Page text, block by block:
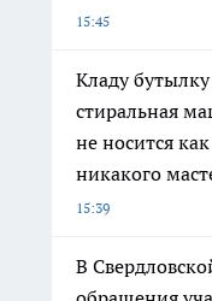
15:45
Кладу
стиральная
не носится
никакого
15:39
В